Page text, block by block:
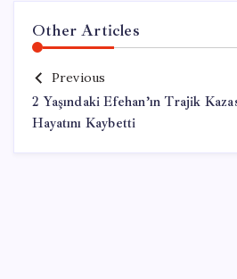
Other Articles
Previous
2 Yaşındaki Efehan’ın Trajik
Hayatını Kaybetti